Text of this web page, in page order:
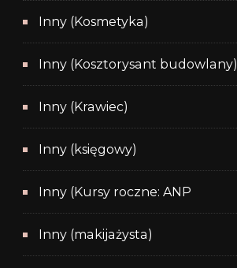
Inny (Kosmetyka)
Inny (Kosztorysant budowlany)
Inny (Krawiec)
Inny (księgowy)
Inny (Kursy roczne: ANP
Inny (makijażysta)